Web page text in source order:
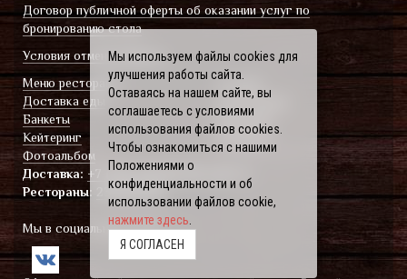
Мы используем файлы cookies для
улучшения работы сайта.
Оставаясь на нашем сайте, вы
соглашаетесь с условиями
использования файлов cookies.
Чтобы ознакомиться с нашими
Положениями о
конфиденциальности и об
использовании файлов cookie,
нажмите здесь
Я СОГЛАСЕН
Договор публичной оферты об оказании услуг по
бронированию стола
Условия отмены Банкета
Меню ресторана
Доставка еды
Банкеты
Кейтеринг
Фотоальбом
Отзывы
О ресторанe
Вакансии
Контакты
Доставка: +7 (351) 238-80-80
Рестораны:
238-80-80
Мы в социальных сетях